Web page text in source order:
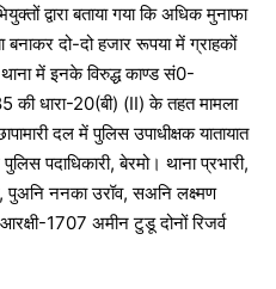
द्वारा बताया गया कि अधिक मुनाफा
बनाकर दो-दो हजार रूपया में ग्राहकों
में इनके विरुद्ध काण्ड सं0-
की धारा-20(बी) (II) के तहत मामला
दल में पुलिस उपाधीक्षक यातायात
पदाधिकारी, बेरमो। थाना प्रभारी,
पुअनि ननका उरॉव, सअनि लक्ष्मण
1707 अमीन टुडू दोनों रिजर्व